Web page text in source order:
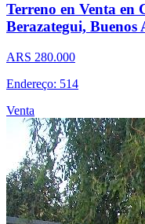
Terreno en Venta en
Berazategui, Buenos
ARS 280.000
Endereço: 514
Venta